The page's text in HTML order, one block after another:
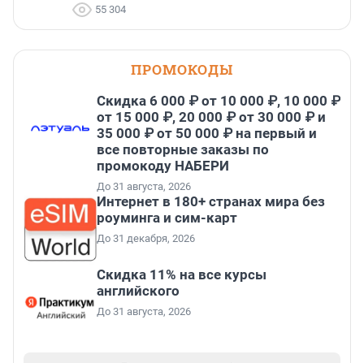
55 304
ПРОМОКОДЫ
Скидка 6 000 ₽ от 10 000 ₽, 10 000 ₽
от 15 000 ₽, 20 000 ₽ от 30 000 ₽ и
35 000 ₽ от 50 000 ₽ на первый и
все повторные заказы по
промокоду НАБЕРИ
До 31 августа, 2026
Интернет в 180+ странах мира без
роуминга и сим-карт
До 31 декабря, 2026
Скидка 11% на все курсы
английского
До 31 августа, 2026